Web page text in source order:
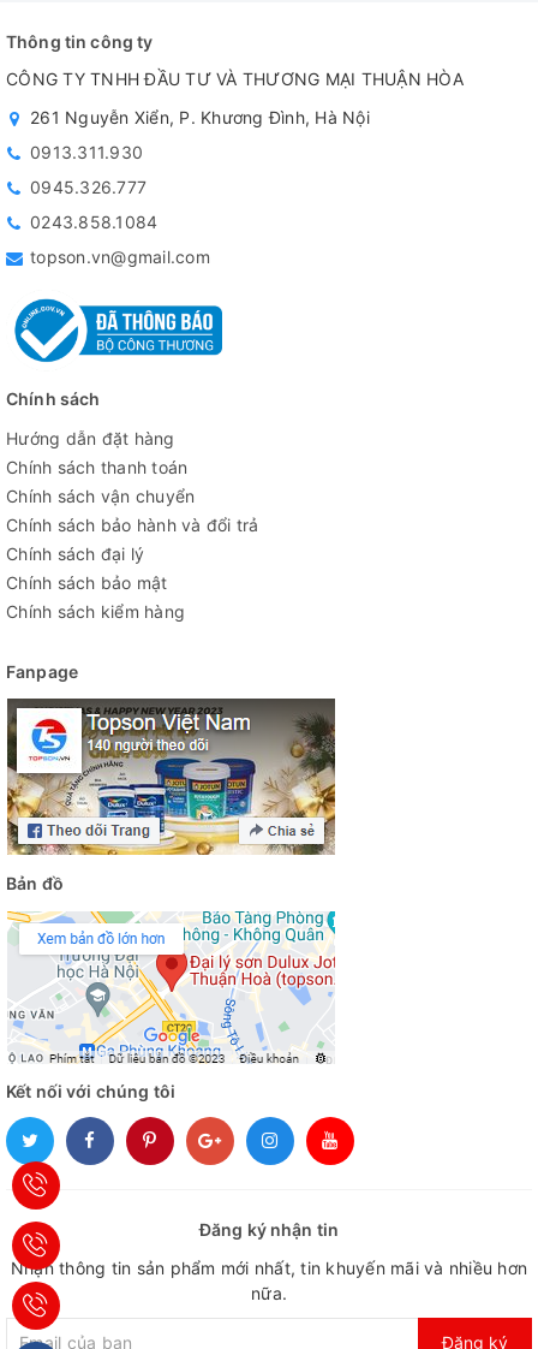
Thông tin công ty
CÔNG TY TNHH ĐẦU TƯ VÀ THƯƠNG MẠI THUẬN HÒA
261 Nguyễn Xiển, P. Khương Đình, Hà Nội
0913.311.930
0945.326.777
0243.858.1084
topson.vn@gmail.com
Chính sách
Hướng dẫn đặt hàng
Chính sách thanh toán
Chính sách vận chuyển
Chính sách bảo hành và đổi trả
Chính sách đại lý
Chính sách bảo mật
Chính sách kiểm hàng
Fanpage
Bản đồ
Kết nối với chúng tôi
Đăng ký nhận tin
Nhận thông tin sản phẩm mới nhất, tin khuyến mãi và nhiều hơn
nữa.
Đăng ký